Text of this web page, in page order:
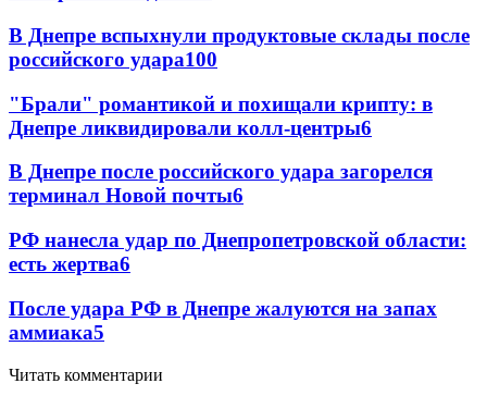
В Днепре вспыхнули продуктовые склады после
российского удара100
"Брали" романтикой и похищали крипту: в
Днепре ликвидировали колл-центры6
В Днепре после российского удара загорелся
терминал Новой почты6
РФ нанесла удар по Днепропетровской области:
есть жертва6
После удара РФ в Днепре жалуются на запах
аммиака5
Читать комментарии